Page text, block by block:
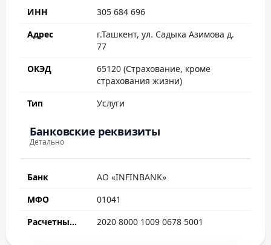
ИНН
305 684 696
Адрес
г.Ташкент, ул. Садыка Азимова д.
77
ОКЭД
65120 (Страхование, кроме
страхования жизни)
Тип
Услуги
Банковские реквизиты
Детально
Банк
АО «INFINBANK»
МФО
01041
Расчетный счет
2020 8000 1009 0678 5001